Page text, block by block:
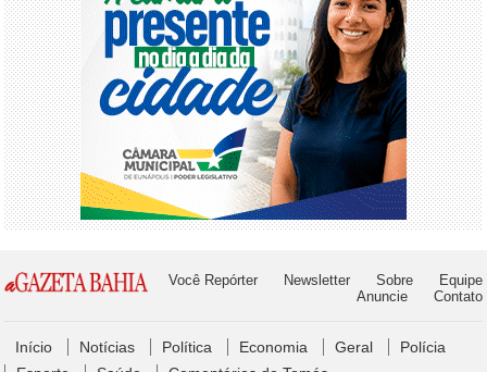
Você Repórter Newsletter Sobre
Equipe
Anuncie
Contato
Início Notícias Política Economia Geral
Polícia